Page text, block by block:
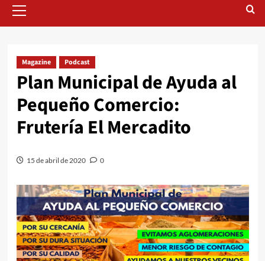
Magazine Podcast
Plan Municipal de Ayuda al
Pequeño Comercio:
Frutería El Mercadito
15 de abril de 2020 0